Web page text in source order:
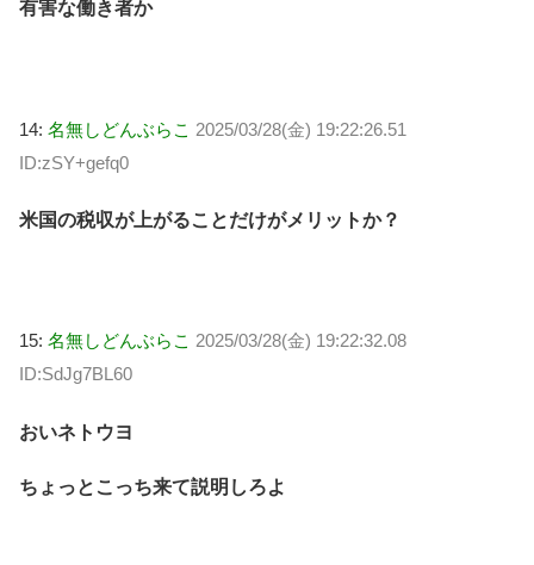
有害な働き者か
14: 名無しどんぶらこ 2025/03/28(金) 19:22:26.51
ID:zSY+gefq0
米国の税収が上がることだけがメリットか？
15: 名無しどんぶらこ 2025/03/28(金) 19:22:32.08
ID:SdJg7BL60
おいネトウヨ
ちょっとこっち来て説明しろよ